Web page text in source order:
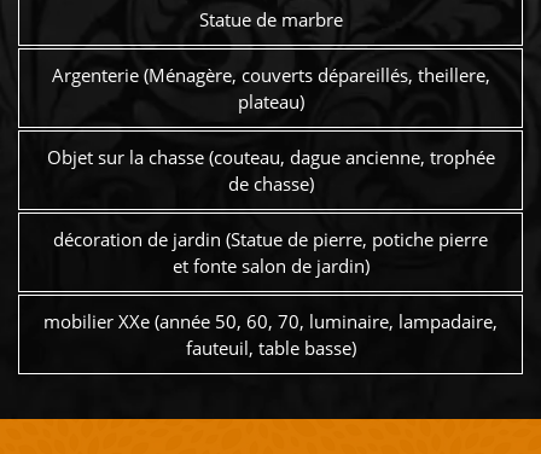
Statue de marbre
Argenterie (Ménagère, couverts dépareillés, theillere,
plateau)
Objet sur la chasse (couteau, dague ancienne, trophée
de chasse)
décoration de jardin (Statue de pierre, potiche pierre
et fonte salon de jardin)
mobilier XXe (année 50, 60, 70, luminaire, lampadaire,
fauteuil, table basse)